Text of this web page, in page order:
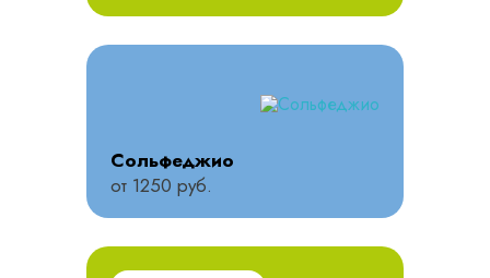
Сольфеджио
от 1250 руб.